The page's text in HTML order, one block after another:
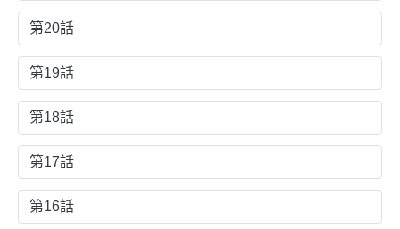
第20話
第19話
第18話
第17話
第16話